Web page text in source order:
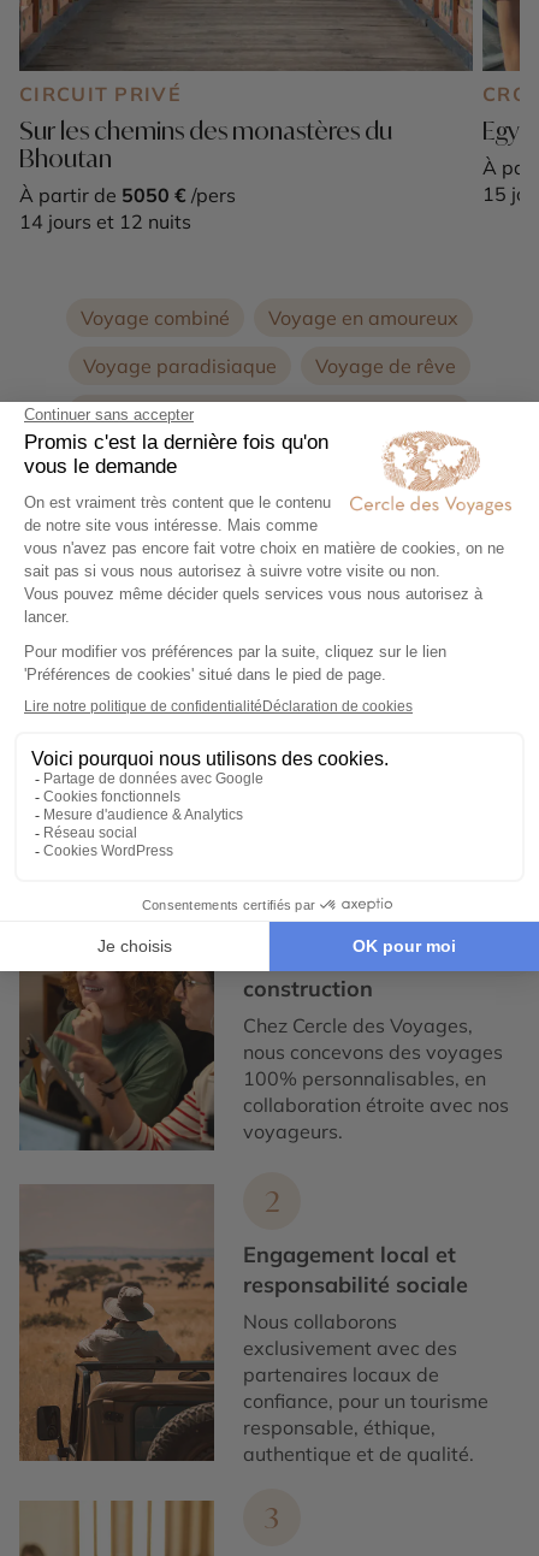
CIRCUIT PRIVÉ
Sur les chemins des monastères du
Bhoutan
À partir de 5050 € /pers
14 jours et 12 nuits
À
15
Voyage combiné
Voyage en amoureux
Voyage paradisiaque
Voyage de rêve
Voyages sur la Côte Ouest de l'Île Maurice
Voyage sur la Côte Sud de l'Île Maurice
Voyage sur la Côte Nord de l'Île Maurice
Voyage de Noces à l'Île Maurice
Combiné îles Océan Indien
Voyage en famille Ile Maurice
Expertise et co-construction
1
Expertise et co-
construction
Chez Cercle des Voyages,
nous concevons des voyages
100% personnalisables, en
collaboration étroite avec nos
voyageurs.
2
Engagement local et
responsabilité sociale
Nous collaborons
exclusivement avec des
partenaires locaux de
confiance, pour un tourisme
responsable, éthique,
authentique et de qualité.
3